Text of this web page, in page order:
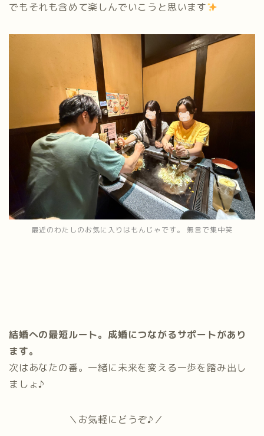
でもそれも含めて楽しんでいこうと思います
最近のわたしのお気に入りはもんじゃです。 無言で集中笑
結婚への最短ルート。成婚につながるサポートがあり
ます。
次はあなたの番。一緒に未来を変える一歩を踏み出し
ましょ♪
＼お気軽にどうぞ♪／